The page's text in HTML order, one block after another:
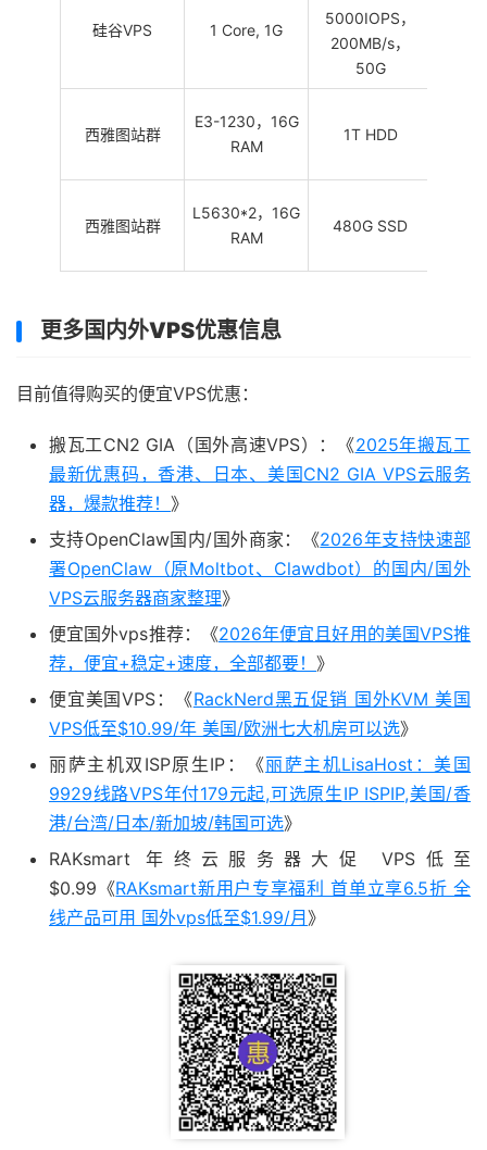
硅谷VPS 1 Core, 1G
5000IOPS，
200MB/s，
50G
西雅图站群
E3-1230，16G
RAM
1T HDD
西雅图站群
L5630*2，16G
RAM
480G SSD
更多国内外VPS优惠信息
目前值得购买的便宜VPS优惠：
搬瓦工CN2 GIA（国外高速VPS）：《2025年搬瓦工
最新优惠码，香港、日本、美国CN2 GIA VPS云服务
器，爆款推荐！ 》
支持OpenClaw国内/国外商家：《2026年支持快速部
署OpenClaw（原Moltbot、Clawdbot）的国内/国外
VPS云服务器商家整理》
便宜国外vps推荐：《2026年便宜且好用的美国VPS推
荐，便宜+稳定+速度，全部都要！ 》
便宜美国VPS：《RackNerd黑五促销 国外KVM 美国
VPS低至$10.99/年 美国/欧洲七大机房可以选》
丽萨主机双ISP原生IP：《丽萨主机LisaHost：美国
9929线路VPS年付179元起,可选原生IP ISPIP,美国/香
港/台湾/日本/新加坡/韩国可选》
RAKsmart 年终云服务器大促 VPS低至
$0.99《RAKsmart新用户专享福利 首单立享6.5折 全
线产品可用 国外vps低至$1.99/月 》